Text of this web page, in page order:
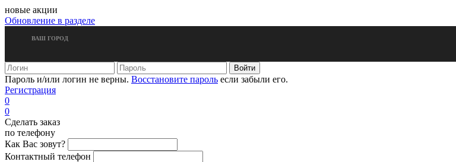
новые акции
Обновление в разделе
ВАШ ГОРОД
Пароль и/или логин не верны. Восстановите пароль если забыли его.
Регистрация
0
0
Сделать заказ
по телефону
Как Вас зовут?
Контактный телефон